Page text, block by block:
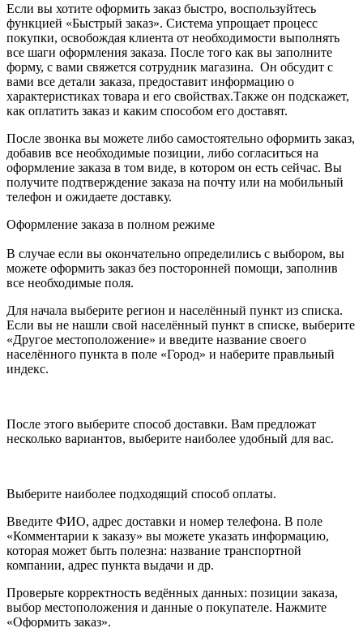
Если вы хотите оформить заказ быстро, воспользуйтесь
функцией «Быстрый заказ». Система упрощает процесс
покупки, освобождая клиента от необходимости выполнять
все шаги оформления заказа. После того как вы заполните
форму, с вами свяжется сотрудник магазина. Он обсудит с
вами все детали заказа, предоставит информацию о
характеристиках товара и его свойствах.Также он подскажет,
как оплатить заказ и каким способом его доставят.
После звонка вы можете либо самостоятельно оформить заказ,
добавив все необходимые позиции, либо согласиться на
оформление заказа в том виде, в котором он есть сейчас. Вы
получите подтверждение заказа на почту или на мобильный
телефон и ожидаете доставку.
Оформление заказа в полном режиме
В случае если вы окончательно определились с выбором, вы
можете оформить заказ без посторонней помощи, заполнив
все необходимые поля.
Для начала выберите регион и населённый пункт из списка.
Если вы не нашли свой населённый пункт в списке, выберите
«Другое местоположение» и введите название своего
населённого пункта в поле «Город» и наберите правльный
индекс.
После этого выберите способ доставки. Вам предложат
несколько вариантов, выберите наиболее удобный для вас.
Выберите наиболее подходящий способ оплаты.
Введите ФИО, адрес доставки и номер телефона. В поле
«Комментарии к заказу» вы можете указать информацию,
которая может быть полезна: название транспортной
компании, адрес пункта выдачи и др.
Проверьте корректность ведённых данных: позиции заказа,
выбор местоположения и данные о покупателе. Нажмите
«Оформить заказ».